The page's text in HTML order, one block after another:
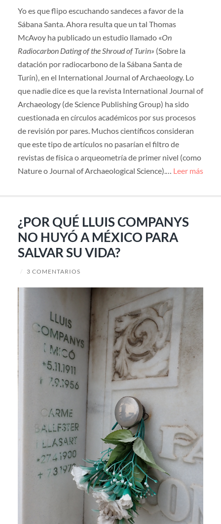
Yo es que flipo escuchando sandeces a favor de la
Sábana Santa. Ahora resulta que un tal Thomas
McAvoy ha publicado un estudio llamado «On
Radiocarbon Dating of the Shroud of Turin» (Sobre la
datación por radiocarbono de la Sábana Santa de
Turín), en el International Journal of Archaeology. Lo
que nadie dice es que la revista International Journal of
Archaeology (de Science Publishing Group) ha sido
cuestionada en círculos académicos por sus procesos
de revisión por pares. Muchos científicos consideran
que este tipo de artículos no pasarían el filtro de
revistas de física o arqueometría de primer nivel (como
Nature o Journal of Archaeological Science).… Leer más
¿POR QUÉ LLUIS COMPANYS
NO HUYÓ A MÉXICO PARA
SALVAR SU VIDA?
/ 3 COMENTARIOS